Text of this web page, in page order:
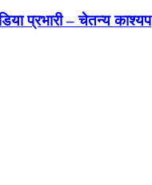
प्रभारी – चेतन्य काश्यप